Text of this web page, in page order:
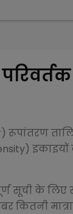
रूपांतरण
सूची के
कितनी